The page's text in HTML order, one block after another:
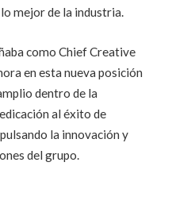
mejor de la industria.
como Chief Creative
en esta nueva posición
dentro de la
al éxito de
la innovación y
del grupo.